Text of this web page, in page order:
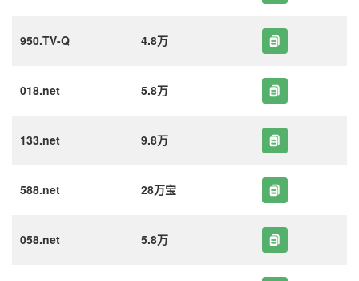
950.TV-Q 4.8万
018.net 5.8万
133.net 9.8万
588.net 28万宝
058.net 5.8万